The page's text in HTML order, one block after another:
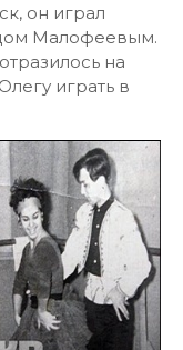
он играл
Малофеевым.
на
играть в